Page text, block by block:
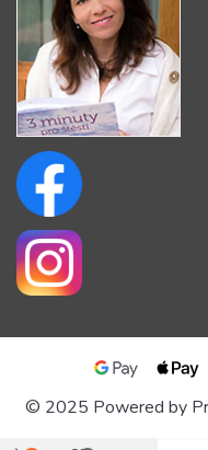
© 2025 Powered by